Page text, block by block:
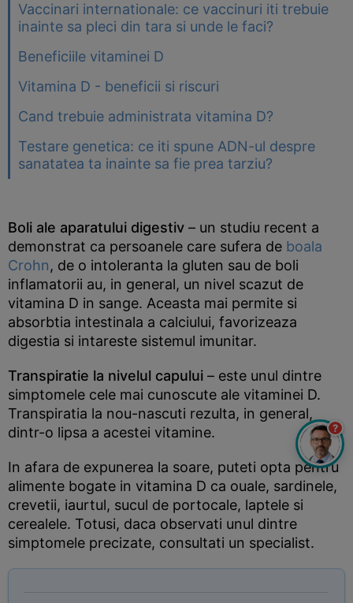
Vaccinari internationale: ce vaccinuri iti trebuie
inainte sa pleci din tara si unde le faci?
Beneficiile vitaminei D
Vitamina D - beneficii si riscuri
Cand trebuie administrata vitamina D?
Testare genetica: ce iti spune ADN-ul despre
sanatatea ta inainte sa fie prea tarziu?
Boli ale aparatului digestiv – un studiu recent a
demonstrat ca persoanele care sufera de boala
Crohn, de o intoleranta la gluten sau de boli
inflamatorii au, in general, un nivel scazut de
vitamina D in sange. Aceasta mai permite si
absorbtia intestinala a calciului, favorizeaza
digestia si intareste sistemul imunitar.
Transpiratie la nivelul capului – este unul dintre
simptomele cele mai cunoscute ale vitaminei D.
Transpiratia la nou-nascuti rezulta, in general,
dintr-o lipsa a acestei vitamine.
In afara de expunerea la soare, puteti opta pentru
alimente bogate in vitamina D ca ouale, sardinele,
crevetii, iaurtul, sucul de portocale, laptele si
cerealele. Totusi, daca observati unul dintre
simptomele precizate, consultati un specialist.
?